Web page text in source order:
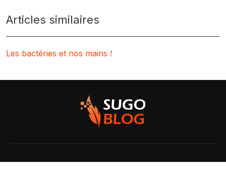
Articles similaires
Les bactéries et nos mains !
Pour comprendre le monde qui nous